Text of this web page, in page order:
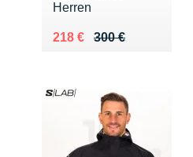
Herren
300 €
Au lieu de 300 €
218 €
Vendu 218 €